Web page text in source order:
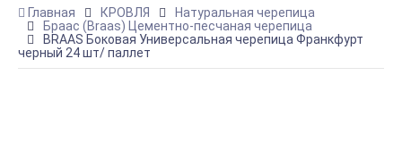
Главная КРОВЛЯ
Натуральная черепица
Браас (Braas) Цементно-песчаная черепица
BRAAS Боковая Универсальная черепица Франкфурт
черный 24 шт/ паллет